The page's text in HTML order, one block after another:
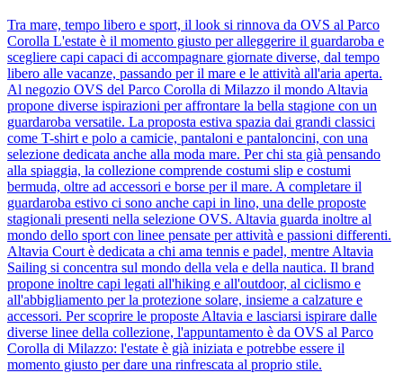
Tra mare, tempo libero e sport, il look si rinnova da OVS al Parco
Corolla L'estate è il momento giusto per alleggerire il guardaroba e
scegliere capi capaci di accompagnare giornate diverse, dal tempo
libero alle vacanze, passando per il mare e le attività all'aria aperta.
Al negozio OVS del Parco Corolla di Milazzo il mondo Altavia
propone diverse ispirazioni per affrontare la bella stagione con un
guardaroba versatile. La proposta estiva spazia dai grandi classici
come T-shirt e polo a camicie, pantaloni e pantaloncini, con una
selezione dedicata anche alla moda mare. Per chi sta già pensando
alla spiaggia, la collezione comprende costumi slip e costumi
bermuda, oltre ad accessori e borse per il mare. A completare il
guardaroba estivo ci sono anche capi in lino, una delle proposte
stagionali presenti nella selezione OVS. Altavia guarda inoltre al
mondo dello sport con linee pensate per attività e passioni differenti.
Altavia Court è dedicata a chi ama tennis e padel, mentre Altavia
Sailing si concentra sul mondo della vela e della nautica. Il brand
propone inoltre capi legati all'hiking e all'outdoor, al ciclismo e
all'abbigliamento per la protezione solare, insieme a calzature e
accessori. Per scoprire le proposte Altavia e lasciarsi ispirare dalle
diverse linee della collezione, l'appuntamento è da OVS al Parco
Corolla di Milazzo: l'estate è già iniziata e potrebbe essere il
momento giusto per dare una rinfrescata al proprio stile.